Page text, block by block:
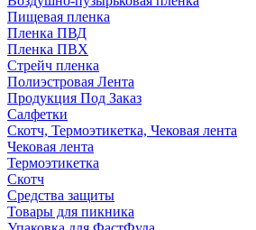
Пищевая пленка
Пленка ПВД
Пленка ПВХ
Стрейч пленка
Полиэстровая Лента
Продукция Под Заказ
Салфетки
Скотч, Термоэтикетка, Чековая лента
Чековая лента
Термоэтикетка
Скотч
Средства защиты
Товары для пикника